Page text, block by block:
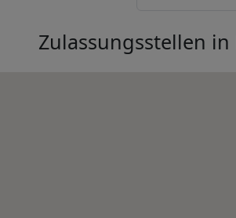
Zulassungsstellen in